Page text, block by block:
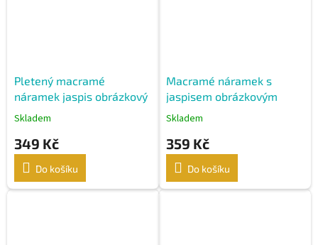
Pletený macramé
náramek jaspis obrázkový
Skladem
349 Kč
Do košíku
Macramé náramek s
jaspisem obrázkovým
Skladem
359 Kč
Do košíku